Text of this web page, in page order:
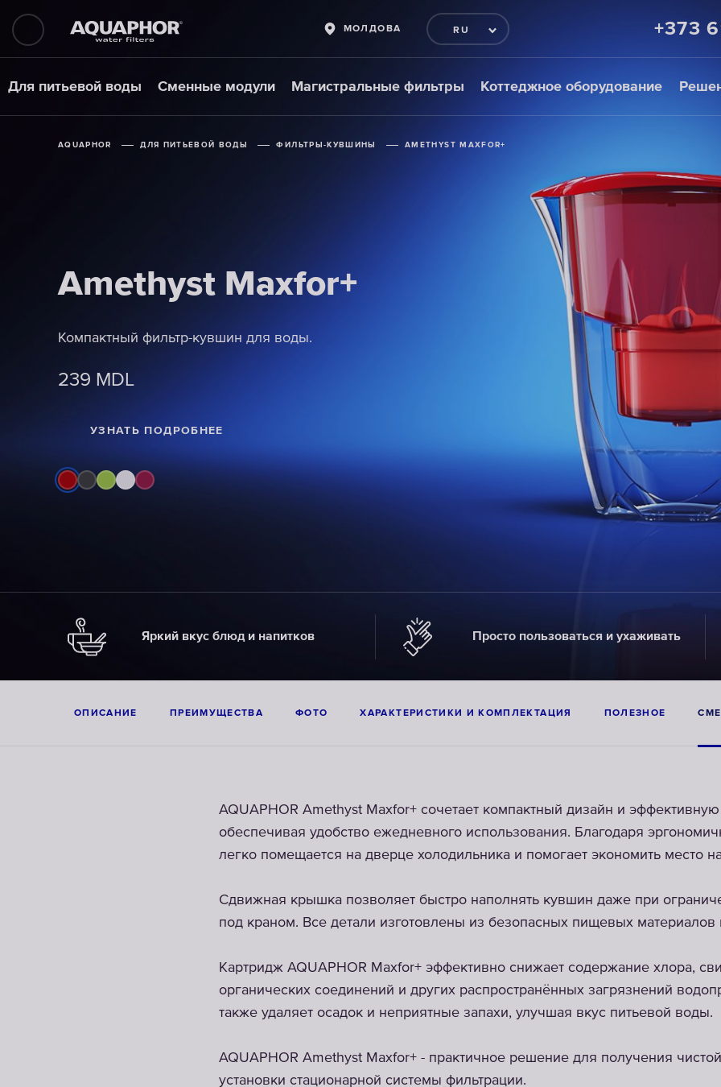
МОЛДОВА RU +373
Для питьевой воды Сменные модули Магистральные фильтры Коттеджное оборудование
AQUAPHOR ДЛЯ ПИТЬЕВОЙ ВОДЫ ФИЛЬТРЫ-КУВШИНЫ AMETHYST MAXFOR+
Amethyst Maxfor+
Компактный фильтр-кувшин для воды.
239 MDL
УЗНАТЬ ПОДРОБНЕЕ
AQUAPHOR ДЛЯ ПИТЬЕВОЙ ВОДЫ ФИЛЬТРЫ-КУВШИНЫ AMETHYST MAXFOR+
Amethyst Maxfor+
Компактный фильтр-кувшин для воды.
239 MDL
УЗНАТЬ ПОДРОБНЕЕ
AQUAPHOR ДЛЯ ПИТЬЕВОЙ ВОДЫ ФИЛЬТРЫ-КУВШИНЫ AMETHYST MAXFOR+
Amethyst Maxfor+
Компактный фильтр-кувшин для воды.
239 MDL
УЗНАТЬ ПОДРОБНЕЕ
Яркий вкус блюд и напитков Просто пользоваться и ухаживать
ОПИСАНИЕ ПРЕИМУЩЕСТВА ФОТО ХАРАКТЕРИСТИКИ И КОМПЛЕКТАЦИЯ ПОЛЕЗНОЕ
AQUAPHOR Amethyst Maxfor+ сочетает компактный дизайн и
обеспечивая удобство ежедневного использования. Благодаря
легко помещается на дверце холодильника и помогает экономить место
Сдвижная крышка позволяет быстро наполнять кувшин даже при
под краном. Все детали изготовлены из безопасных пищевых материалов
Картридж AQUAPHOR Maxfor+ эффективно снижает содержание хлора,
органических соединений и других распространённых загрязнений
также удаляет осадок и неприятные запахи, улучшая вкус питьевой воды.
AQUAPHOR Amethyst Maxfor+ - практичное решение для получения
установки стационарной системы фильтрации.